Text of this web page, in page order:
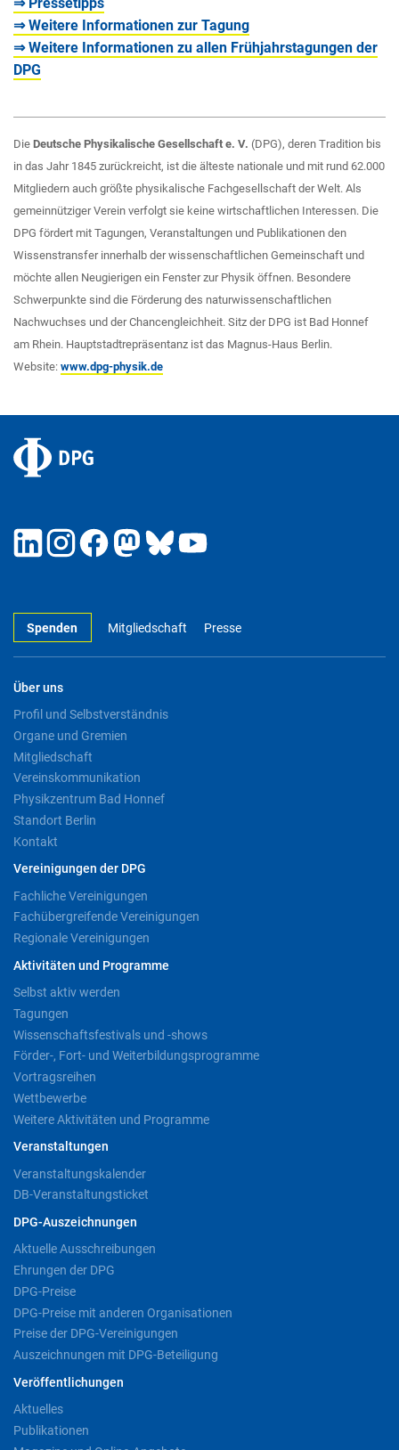
⇒ Weitere Informationen zur Tagung
⇒ Weitere Informationen zu allen Frühjahrstagungen der
DPG
Die Deutsche Physikalische Gesellschaft e. V. (DPG), deren Tradition bis
in das Jahr 1845 zurückreicht, ist die älteste nationale und mit rund 62.000
Mitgliedern auch größte physikalische Fachgesellschaft der Welt. Als
gemeinnütziger Verein verfolgt sie keine wirtschaftlichen Interessen. Die
DPG fördert mit Tagungen, Veranstaltungen und Publikationen den
Wissenstransfer innerhalb der wissenschaftlichen Gemeinschaft und
möchte allen Neugierigen ein Fenster zur Physik öffnen. Besondere
Schwerpunkte sind die Förderung des naturwissenschaftlichen
Nachwuchses und der Chancengleichheit. Sitz der DPG ist Bad Honnef
am Rhein. Hauptstadtrepräsentanz ist das Magnus-Haus Berlin.
Website: www.dpg-physik.de
Spenden Mitgliedschaft Presse
Über uns
Profil und Selbstverständnis
Organe und Gremien
Mitgliedschaft
Vereinskommunikation
Physikzentrum Bad Honnef
Standort Berlin
Kontakt
Vereinigungen der DPG
Fachliche Vereinigungen
Fachübergreifende Vereinigungen
Regionale Vereinigungen
Aktivitäten und Programme
Selbst aktiv werden
Tagungen
Wissenschaftsfestivals und -shows
Förder-, Fort- und Weiterbildungsprogramme
Vortragsreihen
Wettbewerbe
Weitere Aktivitäten und Programme
Veranstaltungen
Veranstaltungskalender
DB-Veranstaltungsticket
DPG-Auszeichnungen
Aktuelle Ausschreibungen
Ehrungen der DPG
DPG-Preise
DPG-Preise mit anderen Organisationen
Preise der DPG-Vereinigungen
Auszeichnungen mit DPG-Beteiligung
Veröffentlichungen
Aktuelles
Publikationen